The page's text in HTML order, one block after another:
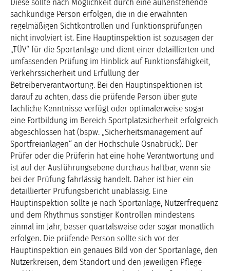
Diese sollte nach Möglichkeit durch eine außenstehende
sachkundige Person erfolgen, die in die erwähnten
regelmäßigen Sichtkontrollen und Funktionsprüfungen
nicht involviert ist. Eine Hauptinspektion ist sozusagen der
„TÜV“ für die Sportanlage und dient einer detaillierten und
umfassenden Prüfung im Hinblick auf Funktionsfähigkeit,
Verkehrssicherheit und Erfüllung der
Betreiberverantwortung. Bei den Hauptinspektionen ist
darauf zu achten, dass die prüfende Person über gute
fachliche Kenntnisse verfügt oder optimalerweise sogar
eine Fortbildung im Bereich Sportplatzsicherheit erfolgreich
abgeschlossen hat (bspw. „Sicherheitsmanagement auf
Sportfreianlagen“ an der Hochschule Osnabrück). Der
Prüfer oder die Prüferin hat eine hohe Verantwortung und
ist auf der Ausführungsebene durchaus haftbar, wenn sie
bei der Prüfung fahrlässig handelt. Daher ist hier ein
detaillierter Prüfungsbericht unablässig. Eine
Hauptinspektion sollte je nach Sportanlage, Nutzerfrequenz
und dem Rhythmus sonstiger Kontrollen mindestens
einmal im Jahr, besser quartalsweise oder sogar monatlich
erfolgen. Die prüfende Person sollte sich vor der
Hauptinspektion ein genaues Bild von der Sportanlage, den
Nutzerkreisen, dem Standort und den jeweiligen Pflege-